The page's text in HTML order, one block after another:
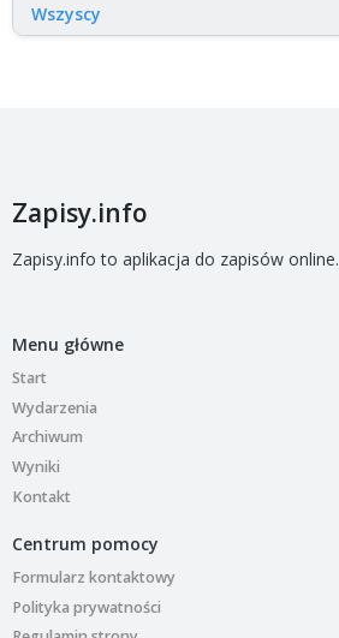
Wszyscy
Zapisy.info
Zapisy.info to aplikacja do zapisów online.
Menu główne
Start
Wydarzenia
Archiwum
Wyniki
Kontakt
Centrum pomocy
Formularz kontaktowy
Polityka prywatności